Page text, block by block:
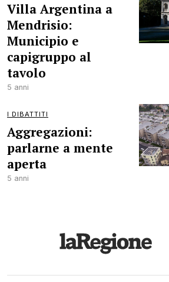
Villa Argentina a
Mendrisio:
Municipio e
capigruppo al
tavolo
5 anni
I DIBATTITI
Aggregazioni:
parlarne a mente
aperta
5 anni